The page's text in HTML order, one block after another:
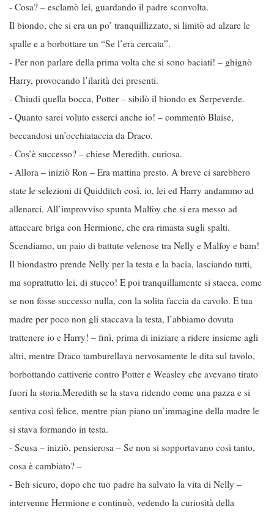
- Cosa? – esclamò lei, guardando il padre sconvolta.
Il biondo, che si era un po’ tranquillizzato, si limitò ad alzare le
spalle e a borbottare un “Se l’era cercata”.
- Per non parlare della prima volta che si sono baciati! – ghignò
Harry, provocando l’ilarità dei presenti.
- Chiudi quella bocca, Potter – sibilò il biondo ex Serpeverde.
- Quanto sarei voluto esserci anche io! – commentò Blaise,
beccandosi un’occhiataccia da Draco.
- Cos’è successo? – chiese Meredith, curiosa.
- Allora – iniziò Ron – Era mattina presto. A breve ci sarebbero
state le selezioni di Quidditch così, io, lei ed Harry andammo ad
allenarci. All’improvviso spunta Malfoy che si era messo ad
attaccare briga con Hermione, che era rimasta sugli spalti.
Scendiamo, un paio di battute velenose tra Nelly e Malfoy e bam!
Il biondastro prende Nelly per la testa e la bacia, lasciando tutti,
ma soprattutto lei, di stucco! E poi tranquillamente si stacca, come
se non fosse successo nulla, con la solita faccia da cavolo. E tua
madre per poco non gli staccava la testa, l’abbiamo dovuta
trattenere io e Harry! – finì, prima di iniziare a ridere insieme agli
altri, mentre Draco tamburellava nervosamente le dita sul tavolo,
borbottando cattiverie contro Potter e Weasley che avevano tirato
fuori la storia.Meredith se la stava ridendo come una pazza e si
sentiva così felice, mentre pian piano un’immagine della madre le
si stava formando in testa.
- Scusa – iniziò, pensierosa – Se non si sopportavano così tanto,
cosa è cambiato? –
- Beh sicuro, dopo che tuo padre ha salvato la vita di Nelly –
intervenne Hermione e continuò, vedendo la curiosità della